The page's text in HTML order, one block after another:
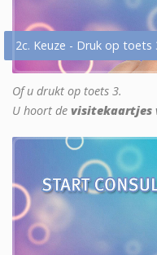
2c. Keuze - Druk op toets
Of u drukt op toets 3.
U hoort de visitekaartjes